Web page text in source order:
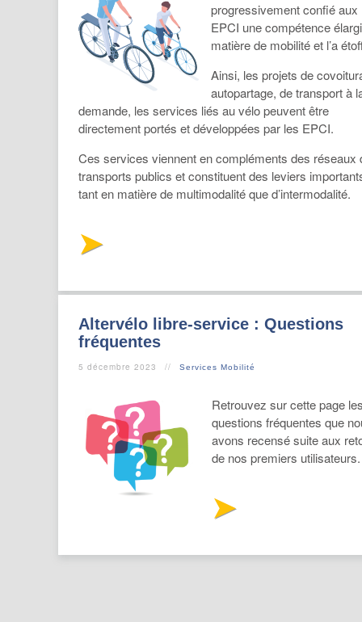
progressivement confié aux
EPCI une compétence
matière de mobilité et l’a
Ainsi, les projets de
autopartage, de transport à
demande, les services liés au vélo peuvent être
directement portés et développées par les EPCI.
Ces services viennent en compléments des réseaux
transports publics et constituent des leviers
tant en matière de multimodalité que d’intermodalité.
Altervélo libre-service : Questions
fréquentes
5 décembre 2023 Services Mobilité
Retrouvez sur cette page
questions fréquentes que
avons recensé suite aux
de nos premiers